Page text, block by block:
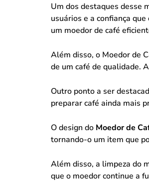
Um dos destaques desse
usuários e a confiança
um moedor de café
Além disso, o Moedor de
de um café de qualidade.
Outro ponto a ser
preparar café ainda mais
O design do Moedor de
tornando-o um item que
Além disso, a limpeza do
que o moedor continue a